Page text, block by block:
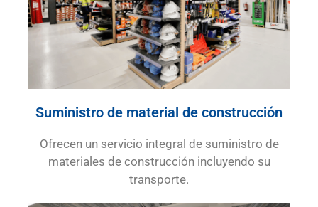
Suministro de material de construcción
Ofrecen un servicio integral de suministro de
materiales de construcción incluyendo su
transporte.